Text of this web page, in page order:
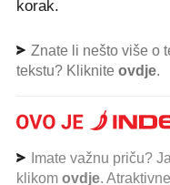
korak.
Znate li nešto više o
tekstu? Kliknite ovdje.
Imate važnu priču?
klikom ovdje.